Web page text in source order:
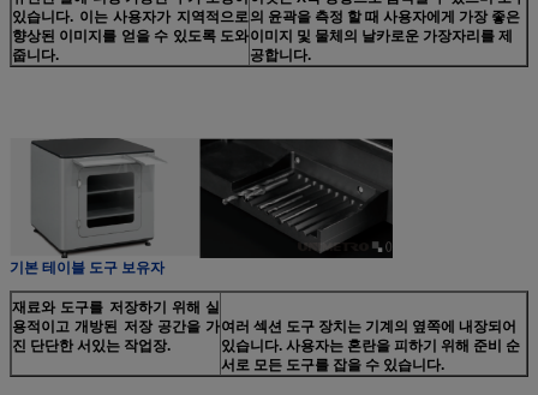
있습니다. 이는 사용자가 지역적으로
향상된 이미지를 얻을 수 있도록 도와
줍니다.
의 윤곽을 측정 할 때 사용자에게 가장 좋은
이미지 및 물체의 날카로운 가장자리를 제
공합니다.
기본 테이블 도구 보유자
재료와 도구를 저장하기 위해 실
용적이고 개방된 저장 공간을 가
진 단단한 서있는 작업장.
여러 섹션 도구 장치는 기계의 옆쪽에 내장되어
있습니다. 사용자는 혼란을 피하기 위해 준비 순
서로 모든 도구를 잡을 수 있습니다.